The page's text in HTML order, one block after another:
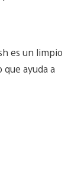
es un limpio
ayuda a